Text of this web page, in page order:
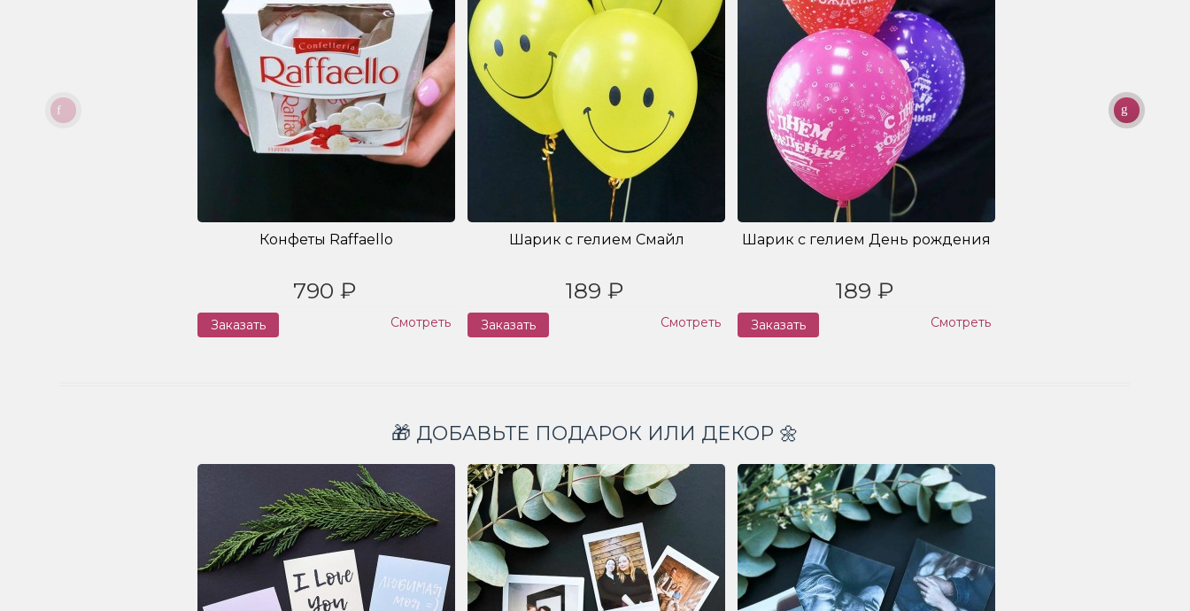
Конфеты Raffaello
790 ₽
Заказать Смотреть
Шарик с гелием Смайл
189 ₽
Заказать Смотреть
Шарик с гелием День рождения
189 ₽
Заказать Смотреть
🎁 ДОБАВЬТЕ ПОДАРОК ИЛИ ДЕКОР 🌼